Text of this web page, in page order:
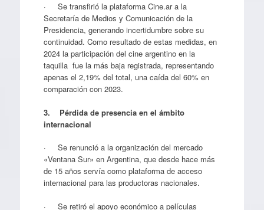
· Se transfirió la plataforma Cine.ar a la
Secretaría de Medios y Comunicación de la
Presidencia, generando incertidumbre sobre su
continuidad. Como resultado de estas medidas, en
2024 la participación del cine argentino en la
taquilla fue la más baja registrada, representando
apenas el 2,19% del total, una caída del 60% en
comparación con 2023.
3. Pérdida de presencia en el ámbito
internacional
· Se renunció a la organización del mercado
«Ventana Sur» en Argentina, que desde hace más
de 15 años servía como plataforma de acceso
internacional para las productoras nacionales.
· Se retiró el apoyo económico a películas